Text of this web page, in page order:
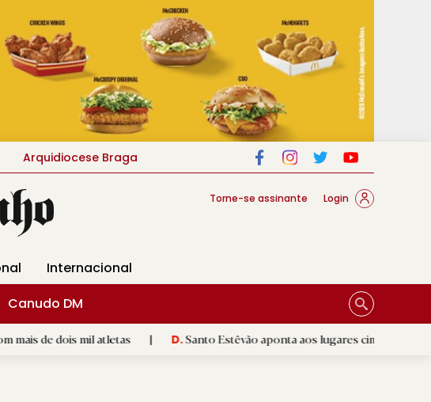
Arquidiocese Braga
Torne-se assinante Login
Internacional
Canudo DM
mil atletas | D.Santo Estêvão aponta aos lugares cimeiros da Honra